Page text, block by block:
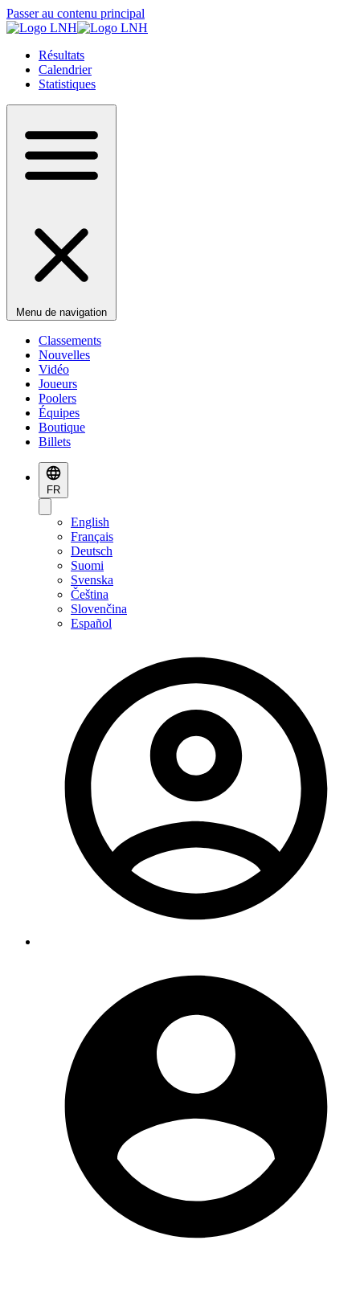
Passer au contenu principal
Résultats
Calendrier
Statistiques
Menu de navigation
Classements
Nouvelles
Vidéo
Joueurs
Poolers
Équipes
Boutique
Billets
FR
English
Français
Deutsch
Suomi
Svenska
Čeština
Slovenčina
Español